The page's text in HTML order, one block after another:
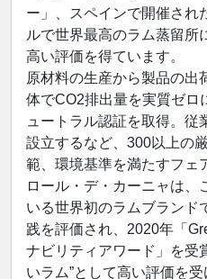
ー」、スペインで開催され
ルで世界最高のラム蒸留所
高い評価を得ています。
原材料の生産から製品の出
体でCO2排出量を実質ゼロ
ュートラル認証を取得。従
設立するなど、300以上の
範、環境基準を満たすフェ
ロール・デ・カーニャは、
いる世界初のラムブランド
践を評価され、2020年「
ナビリティアワード」を受
いラム”として高い評価を受